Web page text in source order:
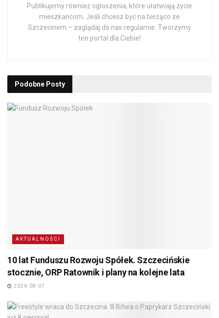
Publikujemy również ogłoszenia, które ułatwiają życie
mieszkańcom. Jeśli chcesz być na bieżąco ze
Szczecinem – zaglądaj do nas regularnie. Tworzymy
ten portal dla Ciebie!
Podobne Posty
AKTUALNOŚCI
10 lat Funduszu Rozwoju Spółek. Szczecińskie
stocznie, ORP Ratownik i plany na kolejne lata
2026-08-07